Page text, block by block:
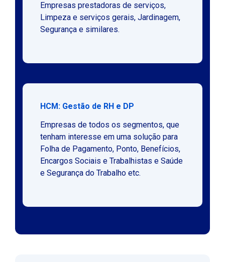
Empresas prestadoras de serviços,
Limpeza e serviços gerais, Jardinagem,
Segurança e similares.
HCM: Gestão de RH e DP
Empresas de todos os segmentos, que
tenham interesse em uma solução para
Folha de Pagamento, Ponto, Benefícios,
Encargos Sociais e Trabalhistas e Saúde
e Segurança do Trabalho etc.